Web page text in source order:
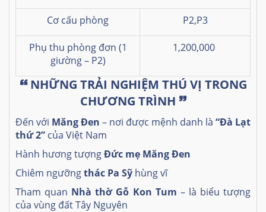
Cơ cấu phòng P2,P3
Phụ thu phòng đơn (1
giường – P2)
1,200,000
🙶NHỮNG TRẢI NGHIỆM THÚ VỊ TRONG
CHƯƠNG TRÌNH 🙷
Đến với Măng Đen – nơi được mệnh danh là “Đà Lạt
thứ 2” của Việt Nam
Hành hương tượngĐức mẹ Măng Đen
Chiêm ngưỡngthác Pa Sỹ hùng vĩ
Tham quan Nhà thờ Gỗ Kon Tum – là biểu tượng
của vùng đất Tây Nguyên